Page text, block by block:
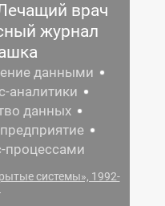
врач
журнал
данными
аналитики
данных
процессами
системы», 1992-